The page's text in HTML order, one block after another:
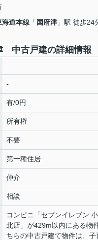
海道本線 「 国府津 」駅 徒歩24
中古戸建の詳細情報
-
有/0円
所有権
不要
第一種住居
仲介
相談
コンビニ「セブンイレブン
北店」が429m以内にある物
ちらの中古戸建て物件は、子